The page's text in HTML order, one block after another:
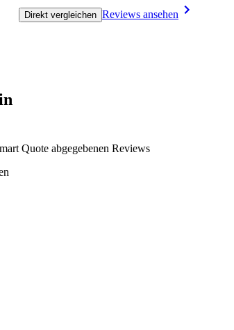
Direkt vergleichen Reviews ansehen
Quote abgegebenen Reviews